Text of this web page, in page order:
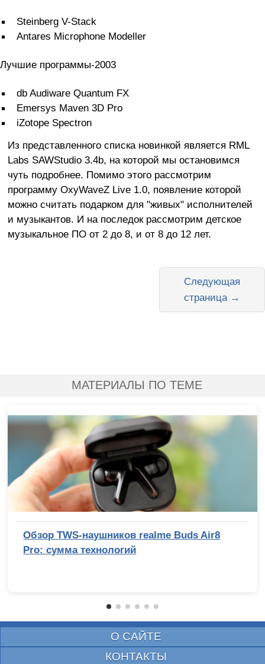
Steinberg V-Stack
Antares Microphone Modeller
Лучшие программы-2003
db Audiware Quantum FX
Emersys Maven 3D Pro
iZotope Spectron
Из представленного списка новинкой является RML
Labs SAWStudio 3.4b, на которой мы остановимся
чуть подробнее. Помимо этого рассмотрим
программу OxyWaveZ Live 1.0, появление которой
можно считать подарком для "живых" исполнителей
и музыкантов. И на последок рассмотрим детское
музыкальное ПО от 2 до 8, и от 8 до 12 лет.
Следующая
страница →
МАТЕРИАЛЫ ПО ТЕМЕ
Обзор TWS-наушников realme Buds Air8
Pro: сумма технологий
О САЙТЕ
КОНТАКТЫ